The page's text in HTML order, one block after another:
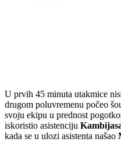
U prvih 45 minuta utakmice
drugom poluvremenu počeo
svoju ekipu u prednost
iskoristio asistenciju
kada se u ulozi asistenta našao